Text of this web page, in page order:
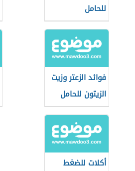
للحامل
فوائد الزعتر وزيت
الزيتون للحامل
أكلات للضغط